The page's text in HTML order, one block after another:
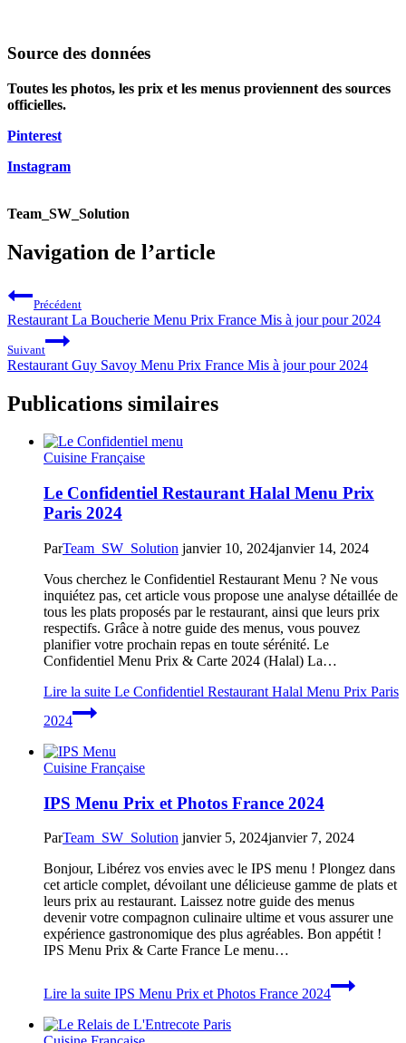
Source des données
Toutes les photos, les prix et les menus proviennent des sources
officielles.
Pinterest
Instagram
Team_SW_Solution
Navigation de l’article
Précédent
Restaurant La Boucherie Menu Prix France Mis à jour pour 2024
Suivant
Restaurant Guy Savoy Menu Prix France Mis à jour pour 2024
Publications similaires
Cuisine Française
Le Confidentiel Restaurant Halal Menu Prix
Paris 2024
ParTeam_SW_Solution janvier 10, 2024janvier 14, 2024
Vous cherchez le Confidentiel Restaurant Menu ? Ne vous
inquiétez pas, cet article vous propose une analyse détaillée de
tous les plats proposés par le restaurant, ainsi que leurs prix
respectifs. Grâce à notre guide des menus, vous pouvez
planifier votre prochain repas en toute sérénité. Le
Confidentiel Menu Prix & Carte 2024 (Halal) La…
Lire la suite Le Confidentiel Restaurant Halal Menu Prix Paris
2024
Cuisine Française
IPS Menu Prix et Photos France 2024
ParTeam_SW_Solution janvier 5, 2024janvier 7, 2024
Bonjour, Libérez vos envies avec le IPS menu ! Plongez dans
cet article complet, dévoilant une délicieuse gamme de plats et
leurs prix au restaurant. Laissez notre guide des menus
devenir votre compagnon culinaire ultime et vous assurer une
expérience gastronomique des plus agréables. Bon appétit !
IPS Menu Prix & Carte France Le menu…
Lire la suite IPS Menu Prix et Photos France 2024